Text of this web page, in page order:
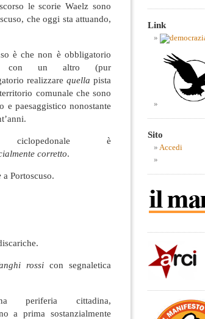
le scorie Waelz sono
che oggi sta attuando,
è che non è obbligatorio
con un altro (pur
realizzare quella pista
comunale che sono
e paesaggistico nonostante
è
corretto.
a Portoscuso.
rossi con segnaletica
periferia cittadina,
a prima sostanzialmente
Link
Sito
Accedi